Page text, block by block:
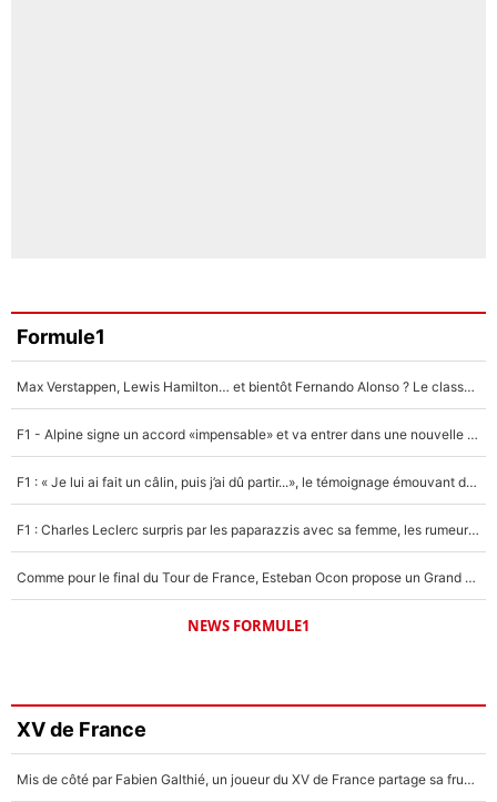
Formule1
Max Verstappen, Lewis Hamilton… et bientôt Fernando Alonso ? Le classement des pilotes les mieux payés en Formule 1 risque de changer !
F1 - Alpine signe un accord «impensable» et va entrer dans une nouvelle dimension : Grande nouvelle pour Pierre Gasly !
F1 : « Je lui ai fait un câlin, puis j’ai dû partir...», le témoignage émouvant de Max Verstappen sur sa fille
F1 : Charles Leclerc surpris par les paparazzis avec sa femme, les rumeurs étaient vraies !
Comme pour le final du Tour de France, Esteban Ocon propose un Grand Prix de Formule 1 à Paris : «Autour de l’Arc de Triomphe, ce serait génial» !
NEWS FORMULE1
XV de France
Mis de côté par Fabien Galthié, un joueur du XV de France partage sa frustration : «ils ne me l’ont pas dit tout de suite»